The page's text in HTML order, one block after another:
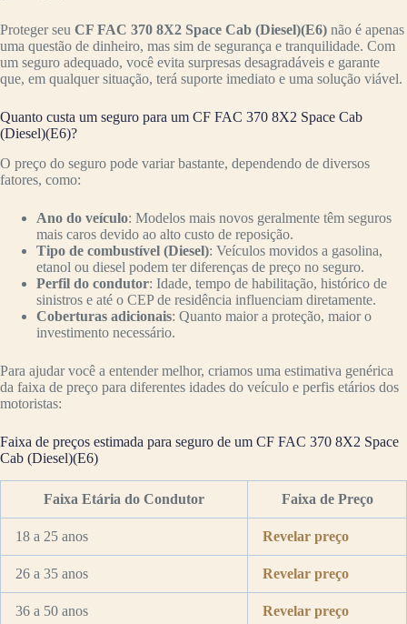
Proteger seu CF FAC 370 8X2 Space Cab (Diesel)(E6) não é apenas
uma questão de dinheiro, mas sim de segurança e tranquilidade. Com
um seguro adequado, você evita surpresas desagradáveis e garante
que, em qualquer situação, terá suporte imediato e uma solução viável.
Quanto custa um seguro para um CF FAC 370 8X2 Space Cab
(Diesel)(E6)?
O preço do seguro pode variar bastante, dependendo de diversos
fatores, como:
Ano do veículo: Modelos mais novos geralmente têm seguros
mais caros devido ao alto custo de reposição.
Tipo de combustível (Diesel): Veículos movidos a gasolina,
etanol ou diesel podem ter diferenças de preço no seguro.
Perfil do condutor: Idade, tempo de habilitação, histórico de
sinistros e até o CEP de residência influenciam diretamente.
Coberturas adicionais: Quanto maior a proteção, maior o
investimento necessário.
Para ajudar você a entender melhor, criamos uma estimativa genérica
da faixa de preço para diferentes idades do veículo e perfis etários dos
motoristas:
Faixa de preços estimada para seguro de um CF FAC 370 8X2 Space
Cab (Diesel)(E6)
Faixa Etária do Condutor Faixa de Preço
18 a 25 anos Revelar preço
26 a 35 anos Revelar preço
36 a 50 anos Revelar preço